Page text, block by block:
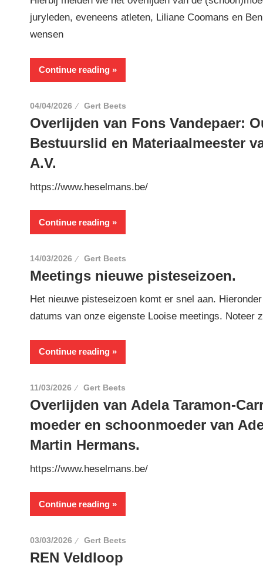
juryleden, eveneens atleten, Liliane Coomans en
wensen
Continue reading
04/04/2026 Gert Beets
Overlijden van Fons Vandepaer:
Bestuurslid en Materiaalmeester
A.V.
https://www.heselmans.be/
Continue reading
14/03/2026 Gert Beets
Meetings nieuwe pisteseizoen.
Het nieuwe pisteseizoen komt er snel aan.
datums van onze eigenste Looise meetings. Noteer
Continue reading
11/03/2026 Gert Beets
Overlijden van Adela Taramon-
moeder en schoonmoeder van
Martin Hermans.
https://www.heselmans.be/
Continue reading
03/03/2026 Gert Beets
REN Veldloop